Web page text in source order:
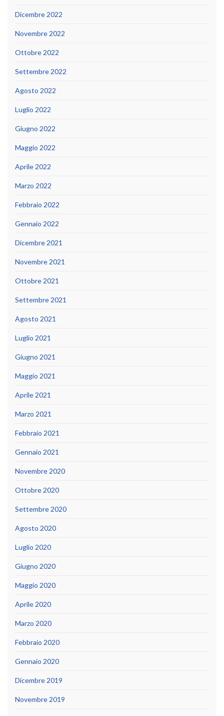
Dicembre 2022
Novembre 2022
Ottobre 2022
Settembre 2022
Agosto 2022
Luglio 2022
Giugno 2022
Maggio 2022
Aprile 2022
Marzo 2022
Febbraio 2022
Gennaio 2022
Dicembre 2021
Novembre 2021
Ottobre 2021
Settembre 2021
Agosto 2021
Luglio 2021
Giugno 2021
Maggio 2021
Aprile 2021
Marzo 2021
Febbraio 2021
Gennaio 2021
Novembre 2020
Ottobre 2020
Settembre 2020
Agosto 2020
Luglio 2020
Giugno 2020
Maggio 2020
Aprile 2020
Marzo 2020
Febbraio 2020
Gennaio 2020
Dicembre 2019
Novembre 2019